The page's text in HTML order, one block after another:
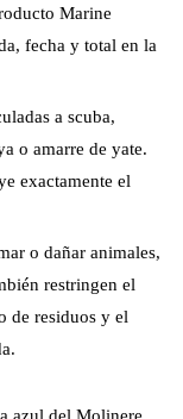
Marine
fecha y total en la
a scuba,
o amarre de yate.
exactamente el
o dañar animales,
restringen el
de residuos y el